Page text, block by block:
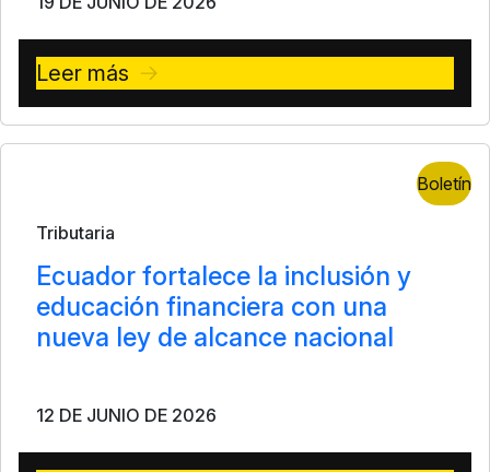
Leer más
Boletín
Tributaria
Ecuador fortalece la inclusión y
educación financiera con una
nueva ley de alcance nacional
12 DE JUNIO DE 2026